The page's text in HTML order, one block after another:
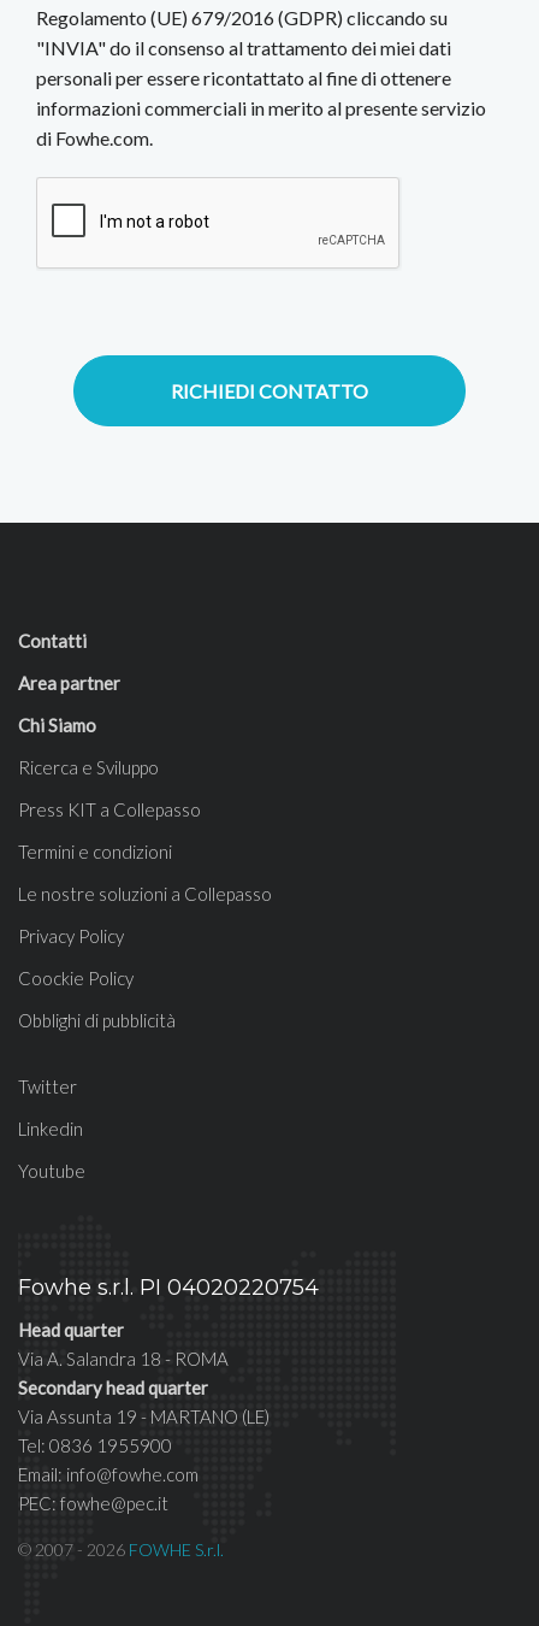
Regolamento (UE) 679/2016 (GDPR) cliccando su
"INVIA" do il consenso al trattamento dei miei dati
personali per essere ricontattato al fine di ottenere
informazioni commerciali in merito al presente servizio
di Fowhe.com.
RICHIEDI CONTATTO
Contatti
Area partner
Chi Siamo
Ricerca e Sviluppo
Press KIT a Collepasso
Termini e condizioni
Le nostre soluzioni a Collepasso
Privacy Policy
Coockie Policy
Obblighi di pubblicità
Twitter
Linkedin
Youtube
Fowhe s.r.l. PI 04020220754
Head quarter
Via A. Salandra 18 - ROMA
Secondary head quarter
Via Assunta 19 - MARTANO (LE)
Tel: 0836 1955900
Email: info@fowhe.com
PEC: fowhe@pec.it
© 2007 - 2026 FOWHE S.r.l.